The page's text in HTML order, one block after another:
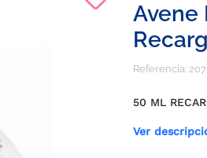
Avene
Referencia:
50 ML
Ver